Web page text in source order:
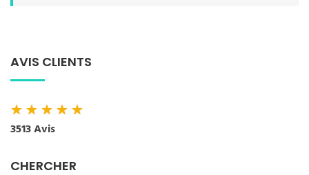
AVIS CLIENTS
★★★★★
3513 Avis
CHERCHER